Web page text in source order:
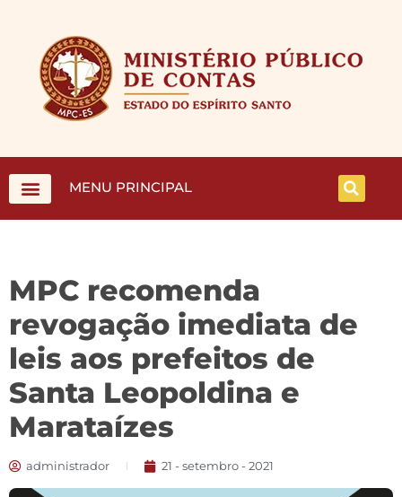
MENU PRINCIPAL
MPC recomenda
revogação imediata de
leis aos prefeitos de
Santa Leopoldina e
Marataízes
administrador 21 - setembro - 2021